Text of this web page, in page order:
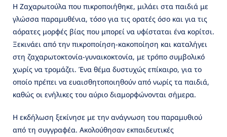
Η Ζαχαρωτούλα που πικροποιήθηκε, μιλάει στα παιδιά με
γλώσσα παραμυθένια, τόσο για τις ορατές όσο και για τις
αόρατες μορφές βίας που μπορεί να υφίσταται ένα κορίτσι.
Ξεκινάει από την πικροποίηση-κακοποίηση και καταλήγει
στη ζαχαρωτοκτονία-γυναικοκτονία, με τρόπο συμβολικό
χωρίς να τρομάζει. Ένα θέμα δυστυχώς επίκαιρο, για το
οποίο πρέπει να ευαισθητοποιηθούν από νωρίς τα παιδιά,
καθώς οι ενήλικες του αύριο διαμορφώνονται σήμερα.
Η εκδήλωση ξεκίνησε με την ανάγνωση του παραμυθιού
από τη συγγραφέα. Ακολούθησαν εκπαιδευτικές